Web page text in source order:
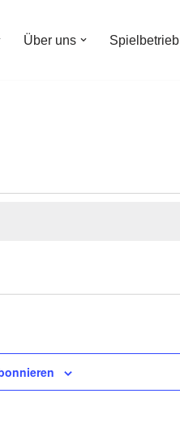
Über uns Spielbetrieb